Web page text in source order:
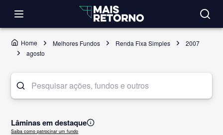
Home Melhores Fundos Renda Fixa Simples
2007
agosto
Lâminas em destaque
Saiba como patrocinar um fundo